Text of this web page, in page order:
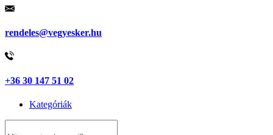
rendeles@vegyesker.hu
+36 30 147 51 02
Kategóriák